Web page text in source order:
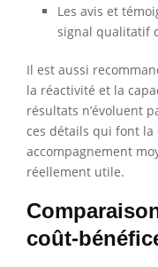
Les avis et
signal qualitatif
Il est aussi
la réactivité et la
résultats n’évoluent
ces détails qui font
accompagnement
réellement utile.
coût-